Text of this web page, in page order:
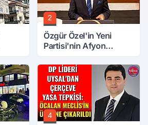
2
Özgür Özel'in Yeni
Partisi'nin Afyon
4